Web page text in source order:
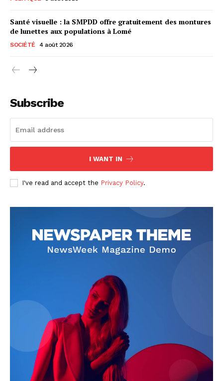
Santé visuelle : la SMPDD offre gratuitement des montures
de lunettes aux populations à Lomé
SOCIÉTÉ 4 août 2026
Subscribe
I WANT IN
I've read and accept the Privacy Policy.